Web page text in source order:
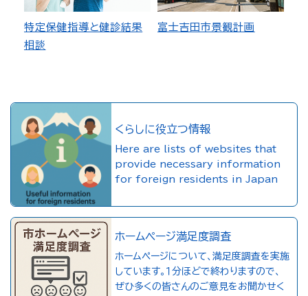
特定保健指導と健診結果
相談
富士吉田市景観計画
くらしに役立つ情報
Here are lists of websites that
provide necessary information
for foreign residents in Japan
ホームページ満足度調査
ホームページについて、満足度調査を実施
しています。１分ほどで終わりますので、
ぜひ多くの皆さんのご意見をお聞かせく